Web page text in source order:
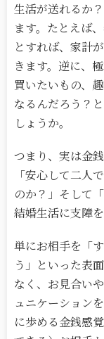
生活が送れるか
ます。たとえば
とすれば、家計
きます。逆に、
買いたいもの、
なるんだろう？
しょうか。
つまり、実は金
「安心して二人
のか？」そして
結婚生活に支障
単にお相手を「
う」といった表
なく、お見合い
ュニケーション
に歩める金銭感